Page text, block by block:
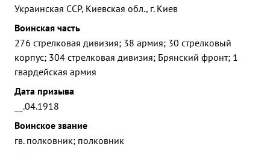
Украинская ССР, Киевская обл., г. Киев
Воинская часть
276 стрелковая дивизия; 38 армия; 30 стрелковый
корпус; 304 стрелковая дивизия; Брянский фронт; 1
гвардейская армия
Дата призыва
__.04.1918
Воинское звание
гв. полковник; полковник